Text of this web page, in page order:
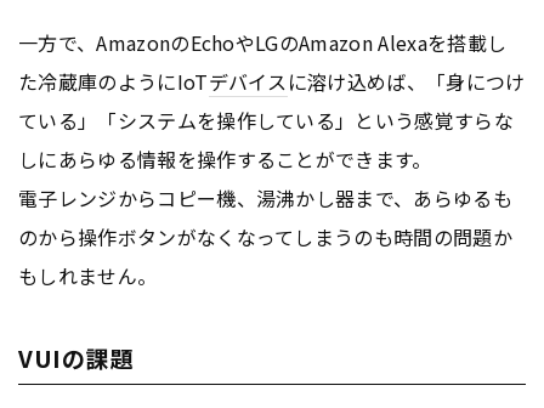
一方で、AmazonのEchoやLGのAmazon Alexaを搭載し
た冷蔵庫のようにIoTデバイス に溶け込めば、「身につけ
ている」「システムを操作している」という感覚すらな
しにあらゆる情報を操作することができます。
電子レンジからコピー機、湯沸かし器まで、あらゆるも
のから操作ボタンがなくなってしまうのも時間の問題か
もしれません。
VUIの課題